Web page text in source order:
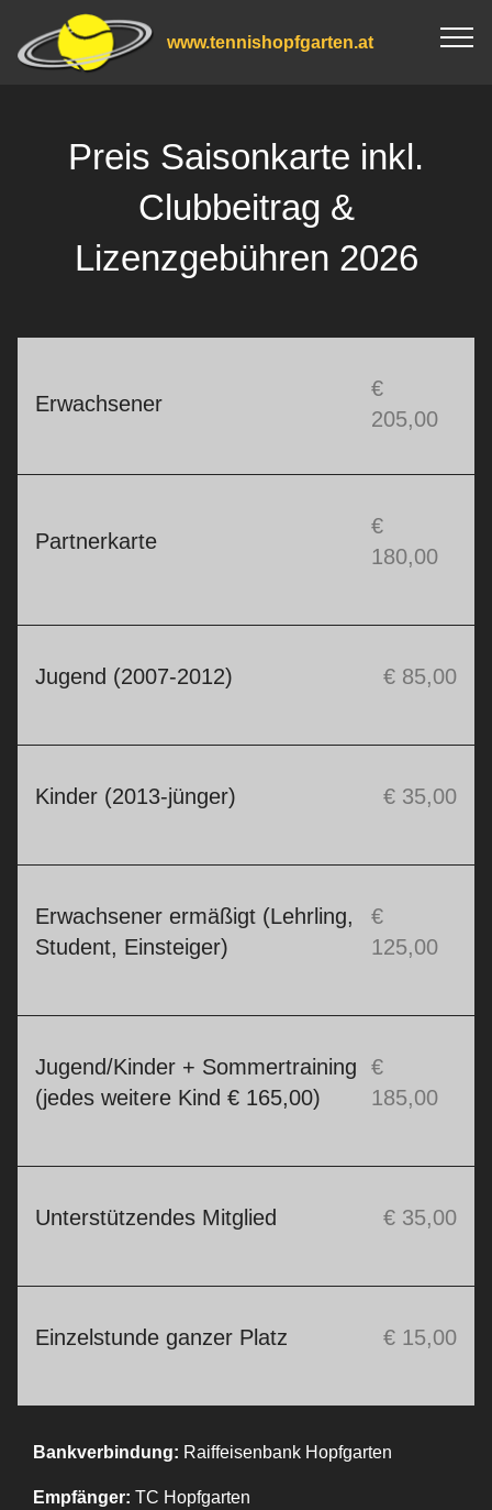
www.tennishopfgarten.at
Preis Saisonkarte inkl.
Clubbeitrag &
Lizenzgebühren 2026
Erwachsener
€
205,00
Partnerkarte
€
180,00
Jugend (2007-2012) € 85,00
Kinder (2013-jünger) € 35,00
Erwachsener ermäßigt (Lehrling,
Student, Einsteiger)
€
125,00
Jugend/Kinder + Sommertraining
(jedes weitere Kind € 165,00)
€
185,00
Unterstützendes Mitglied € 35,00
Einzelstunde ganzer Platz € 15,00
Bankverbindung: Raiffeisenbank Hopfgarten
Empfänger: TC Hopfgarten